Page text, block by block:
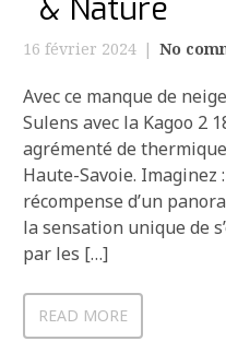
& Nature
16 février 2024 No
Avec ce manque de
Sulens avec la Kagoo 2
agrémenté de
Haute-Savoie. Imaginez
récompense d’un
la sensation unique de
par les […]
READ MORE